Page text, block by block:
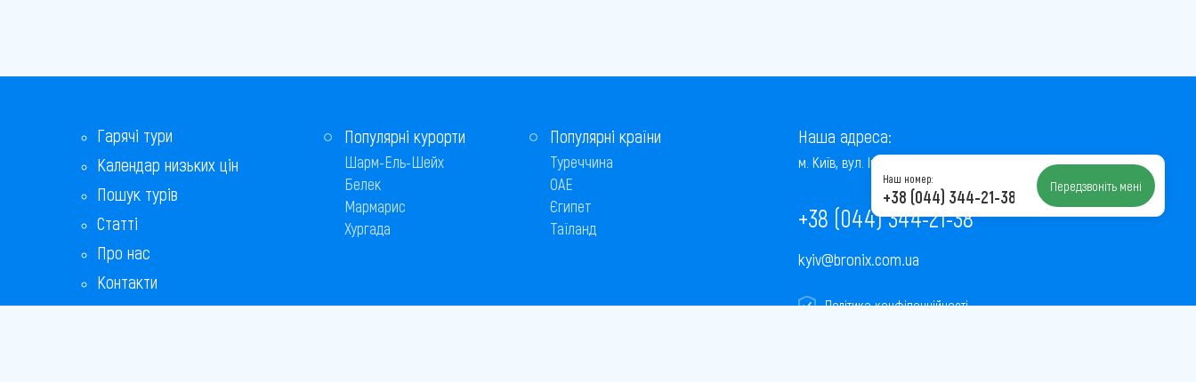
Гарячі тури
Календар низьких цін
Пошук турів
Статті
Про нас
Контакти
Бонусна програма
Популярні курорти
Шарм-Ель-Шейх
Белек
Мармарис
Хургада
Популярні країни
Туреччина
ОАЕ
Єгипет
Таїланд
Наша адреса:
м. Київ, вул. Інститутська, 22/7, оф. 41
+38 (044) 344-21-38
kyiv@bronix.com.ua
Політика конфіденційності
Наш номер:
+38 (044) 344-21-38 Передзвоніть мені